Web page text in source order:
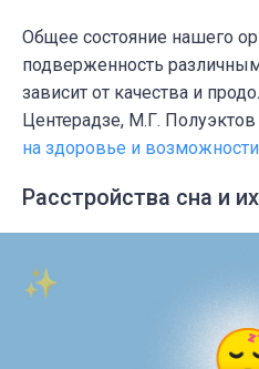
Общее состояние нашего
подверженность
зависит от качества и
Центерадзе, М.Г. Полуэктов
на здоровье и
Расстройства сна и